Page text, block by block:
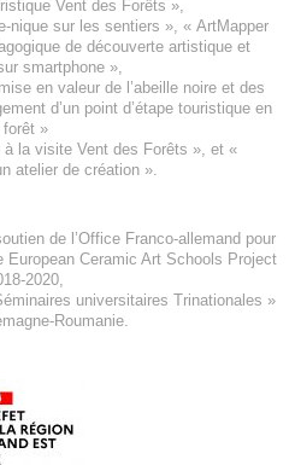
Vent des Forêts »,
nique sur les sentiers », « ArtMapper
de découverte artistique et
smartphone »,
en valeur de l’abeille noire et des
d’un point d’étape touristique en
forêt»
à la visite Vent des Forêts », et «
atelier de création».
de l’Office Franco-allemand pour
European Ceramic Art Schools Project
2020
universitaires Trinationales »
Roumanie.